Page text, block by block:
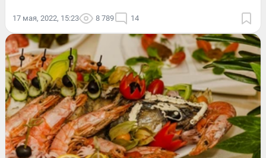
17 мая, 2022, 15:23 8 789 14